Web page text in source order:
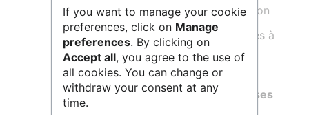
ainsi que de théorie et de modélisation
Établir les bases des futures centrales à
fusion
L'IRFM a à sa disposition denombreuses
If you want to manage your cookie
preferences, click on Manage
preferences. By clicking on
Accept all, you agree to the use of
all cookies. You can change or
withdraw your consent at any
time.